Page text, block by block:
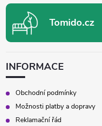
Tomido.cz
INFORMACE
Obchodní podmínky
Možnosti platby a dopravy
Reklamační řád